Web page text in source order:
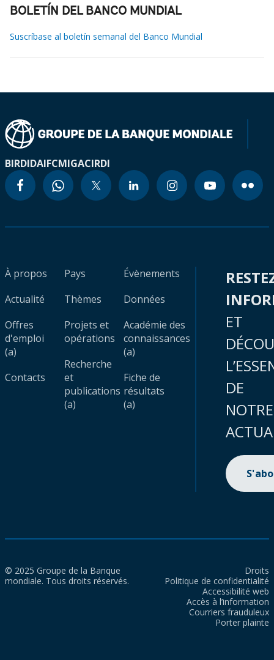
BOLETÍN DEL BANCO MUNDIAL
Suscríbase al boletín semanal del Banco Mundial
BIRDIDAIFCMIGACIRDI
À propos
Actualité
Offres
d'emploi
(a)
Contacts
Pays
Thèmes
Projets et
opérations
Recherche
et
publications
(a)
Évènements
Données
Académie des
connaissances
(a)
Fiche de
résultats
(a)
ET
DE
NOTRE
© 2025 Groupe de la Banque
mondiale. Tous droits réservés.
Droits
Politique de confidentialité
Accessibilité web
Accès à l’information
Courriers frauduleux
Porter plainte